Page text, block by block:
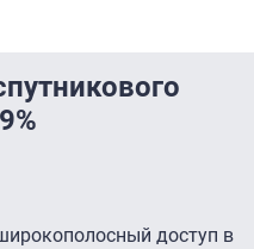
доступ в